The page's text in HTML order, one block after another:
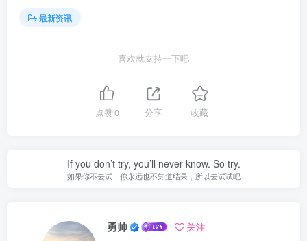
最新资讯
喜欢就支持一下吧
点赞0 分享 收藏
If you don’t try, you’ll never know. So try.
如果你不去试，你永远也不知道结果，所以去试试吧
勇帅 关注